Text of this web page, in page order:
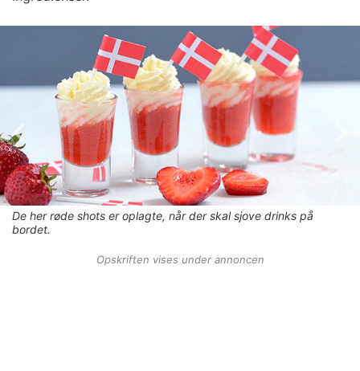
De her røde shots er oplagte, når der skal sjove drinks på
bordet.
Opskriften vises under annoncen